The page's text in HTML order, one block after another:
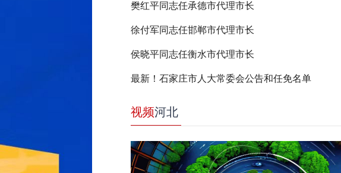
樊红平同志任承德市代理市长
徐付军同志任邯郸市代理市长
侯晓平同志任衡水市代理市长
最新！石家庄市人大常委会公告和任免名单
视频河北